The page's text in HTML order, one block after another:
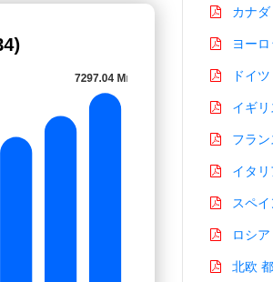
カナ
ヨー
ドイ
イギ
フラ
イタ
スペ
ロシ
北欧